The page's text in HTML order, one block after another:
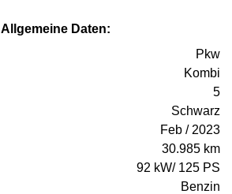
Allgemeine Daten:
Pkw
Kombi
5
Schwarz
Feb / 2023
30.985 km
92 kW/ 125 PS
Benzin